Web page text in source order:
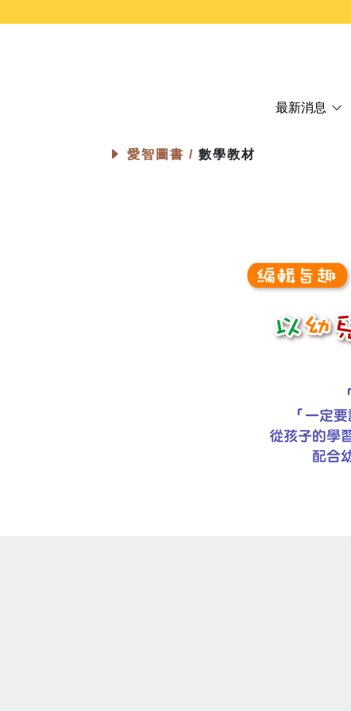
最新消息
愛智圖書 / 數學教材